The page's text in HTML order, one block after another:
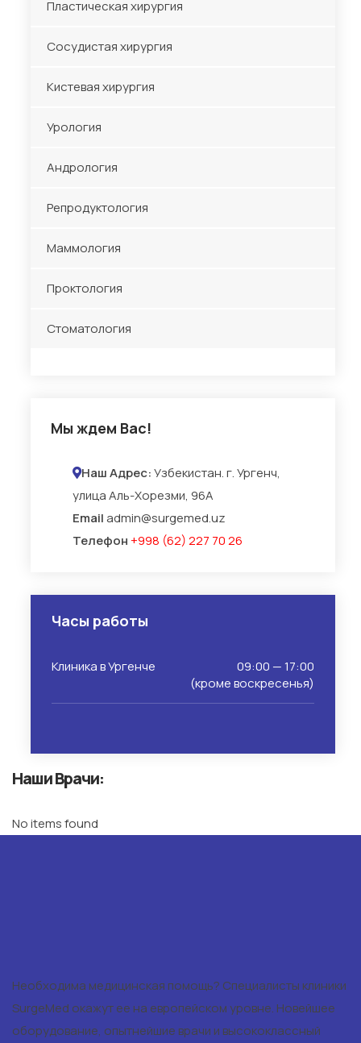
Пластическая хирургия
Сосудистая хирургия
Кистевая хирургия
Урология
Андрология
Репродуктология
Маммология
Проктология
Стоматология
Мы ждем Вас!
Наш Адрес:Узбекистан. г. Ургенч,
улица Аль-Хорезми, 96А
Emailadmin@surgemed.uz
Телефон+998 (62) 227 70 26
Часы работы
Клиника в Ургенче
09:00 — 17:00
(кроме воскресенья)
Наши Врачи:
No items found
Необходима медицинская помощь? Специалисты клиники
SurgeMed окажут ее на европейском уровне. Новейшее
оборудование, опытнейшие врачи и высококлассный